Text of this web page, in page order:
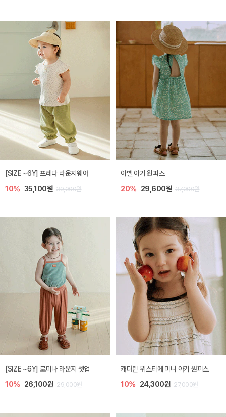
[SIZE ~6Y] 프레다 라운지웨어
10% 35,100원 39,000원
아벨 아기 원피스
20% 29,600원 37,000원
[SIZE ~6Y] 로미나 라운지 셋업
10% 26,100원 29,000원
캐더린 뷔스티에 미니 아기 원피스
10% 24,300원 27,000원